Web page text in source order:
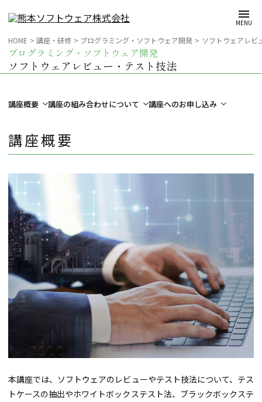
MENU
HOME 講座・研修 プログラミング・ソフトウェア開発 ソフトウェアレビ
プログラミング・ソフトウェア開発
ソフトウェアレビュー・テスト技法
講座概要 講座の組み合わせについて 講座へのお申し込み
講座概要
本講座では、ソフトウェアのレビューやテスト技法について、テス
トケースの抽出やホワイトボックステスト法、ブラックボックステ
キーワードで検索 カテゴリーから探す
テナントを探す 研修室を探す